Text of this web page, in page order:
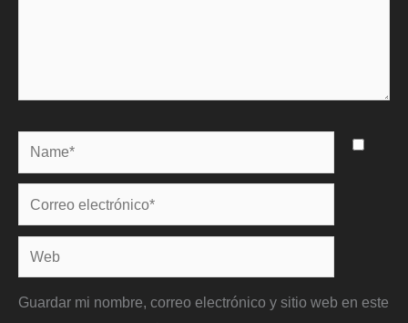
Name*
Correo
electrónico*
Web
Guardar mi nombre, correo electrónico y sitio web en este